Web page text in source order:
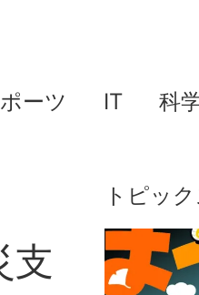
ーツ IT 科
支
トピッ